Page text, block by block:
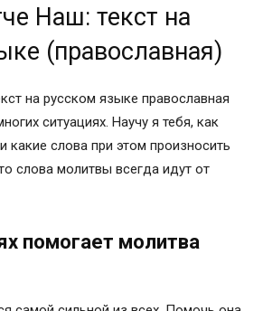
Наш: текст на
(православная)
на русском языке православная
ситуациях. Научу я тебя, как
какие слова при этом произносить
слова молитвы всегда идут от
помогает молитва